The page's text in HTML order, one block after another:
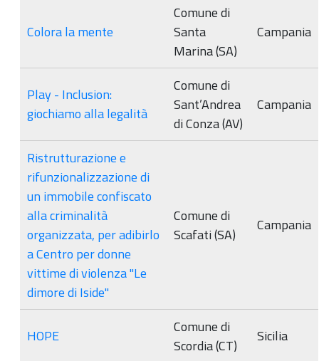
Colora la mente
Comune di
Santa
Marina (SA)
Campania
Play - Inclusion:
giochiamo alla legalità
Comune di
Sant’Andrea
di Conza (AV)
Campania
Ristrutturazione e
rifunzionalizzazione di
un immobile confiscato
alla criminalità
organizzata, per adibirlo
a Centro per donne
vittime di violenza "Le
dimore di Iside"
Comune di
Scafati (SA)
Campania
HOPE
Comune di
Scordia (CT)
Sicilia